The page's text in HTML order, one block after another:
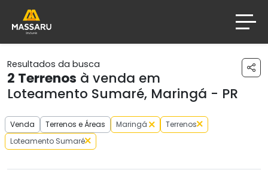
Resultados da busca
2 Terrenos à venda em
Loteamento Sumaré, Maringá - PR
Venda Terrenos e Áreas Maringá
Terrenos
Loteamento Sumaré